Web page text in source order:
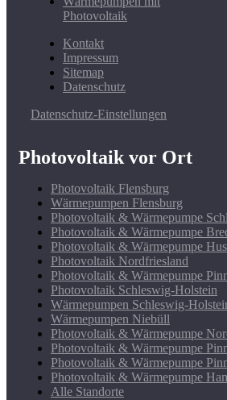
Photovoltaik
Kontakt
Impressum
Sitemap
Datenschutz
Datenschutz-Einstellungen
Photovoltaik vor Ort
Photovoltaik Flensburg
Wärmepumpen Flensburg
Photovoltaik & Wärmepumpe
Photovoltaik & Wärmepumpe
Photovoltaik & Wärmepumpe
Photovoltaik Nordfriesland
Photovoltaik & Wärmepumpe
Photovoltaik Schleswig-Holstein
Wärmepumpen Schleswig-
Wärmepumpen Niebüll
Photovoltaik & Wärmepumpe
Photovoltaik & Wärmepumpe
Photovoltaik & Wärmepumpe
Photovoltaik & Wärmepumpe
Alle Standorte